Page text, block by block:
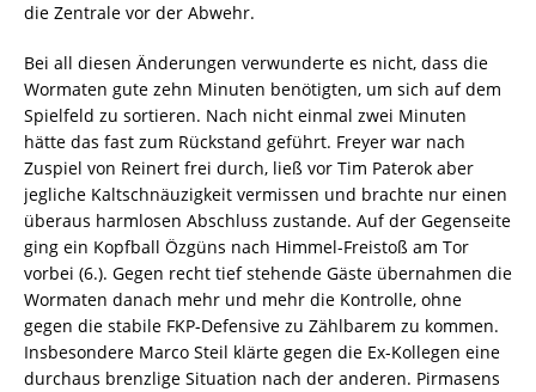
die Zentrale vor der Abwehr.
Bei all diesen Änderungen verwunderte es nicht, dass die
Wormaten gute zehn Minuten benötigten, um sich auf dem
Spielfeld zu sortieren. Nach nicht einmal zwei Minuten
hätte das fast zum Rückstand geführt. Freyer war nach
Zuspiel von Reinert frei durch, ließ vor Tim Paterok aber
jegliche Kaltschnäuzigkeit vermissen und brachte nur einen
überaus harmlosen Abschluss zustande. Auf der Gegenseite
ging ein Kopfball Özgüns nach Himmel-Freistoß am Tor
vorbei (6.). Gegen recht tief stehende Gäste übernahmen die
Wormaten danach mehr und mehr die Kontrolle, ohne
gegen die stabile FKP-Defensive zu Zählbarem zu kommen.
Insbesondere Marco Steil klärte gegen die Ex-Kollegen eine
durchaus brenzlige Situation nach der anderen. Pirmasens